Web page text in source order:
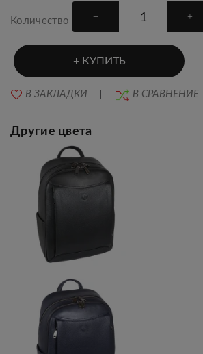
Количество
КУПИТЬ
В ЗАКЛАДКИ В СРАВНЕНИЕ
Другие цвета